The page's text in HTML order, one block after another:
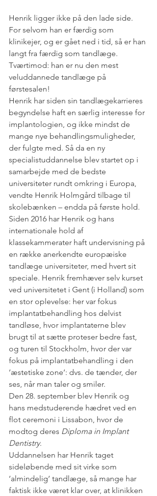
Henrik ligger ikke på den lade side.
For selvom han er færdig som
klinikejer, og er gået ned i tid, så er han
langt fra færdig som tandlæge.
Tværtimod: han er nu den mest
veluddannede tandlæge på
førstesalen!
Henrik har siden sin tandlægekarrieres
begyndelse haft en særlig interesse for
implantologien, og ikke mindst de
mange nye behandlingsmuligheder,
der fulgte med. Så da en ny
specialistuddannelse blev startet op i
samarbejde med de bedste
universiteter rundt omkring i Europa,
vendte Henrik Holmgård tilbage til
skolebænken – endda på første hold.
Siden 2016 har Henrik og hans
internationale hold af
klassekammerater haft undervisning på
en række anerkendte europæiske
tandlæge universiteter, med hvert sit
speciale. Henrik fremhæver selv kurset
ved universitetet i Gent (i Holland) som
en stor oplevelse: her var fokus
implantatbehandling hos delvist
tandløse, hvor implantaterne blev
brugt til at sætte proteser bedre fast,
og turen til Stockholm, hvor der var
fokus på implantatbehandling i den
’æstetiske zone’: dvs. de tænder, der
ses, når man taler og smiler.
Den 28. september blev Henrik og
hans medstuderende hædret ved en
flot ceremoni i Lissabon, hvor de
modtog deres Diploma in Implant
Dentistry.
Uddannelsen har Henrik taget
sideløbende med sit virke som
’almindelig’ tandlæge, så mange har
faktisk ikke været klar over, at klinikken